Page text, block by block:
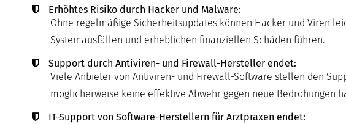
Erhöhtes Risiko durch Hacker und Malware:
Ohne regelmäßige Sicherheitsupdates können Hacker und Viren
Systemausfällen und erheblichen finanziellen Schäden führen.
Support durch Antiviren- und Firewall-Hersteller endet:
Viele Anbieter von Antiviren- und Firewall-Software stellen den
möglicherweise keine effektive Abwehr gegen neue Bedrohungen
IT-Support von Software-Herstellern für Arztpraxen endet: